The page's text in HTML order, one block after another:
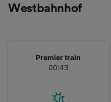
Westbahnhof
Premier train
00:43